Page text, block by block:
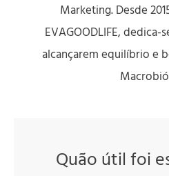
Marketing. Desde
EVAGOODLIFE,
alcançarem equilíbrio e
Quão útil foi